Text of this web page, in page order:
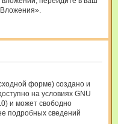
форме) создано и
на условиях GNU
и может свободно
подробных сведений